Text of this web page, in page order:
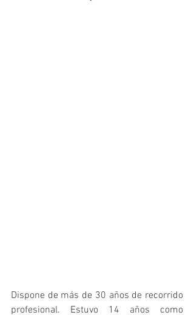
Dispone de más de 30 años de recorrido
profesional. Estuvo 14 años como